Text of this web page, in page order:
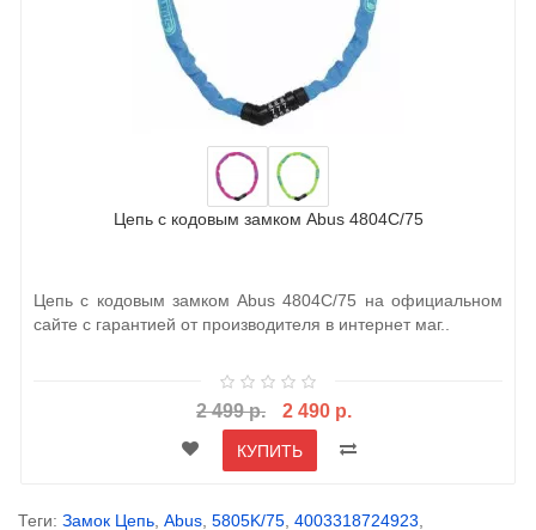
Цепь с кодовым замком Abus 4804C/75
Цепь с кодовым замком Abus 4804C/75 на официальном
сайте с гарантией от производителя в интернет маг..
2 499 р. 2 490 р.
КУПИТЬ
Теги: Замок Цепь, Abus, 5805K/75, 4003318724923,